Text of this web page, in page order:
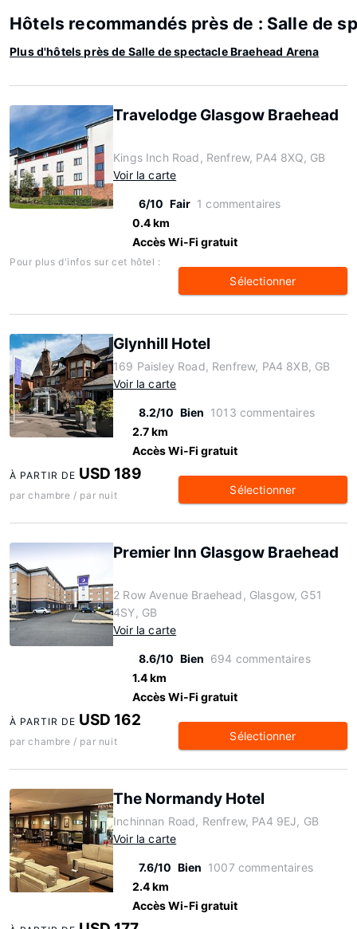
Hôtels recommandés près de : Salle de
Plus d'hôtels près de Salle de spectacle Braehead Arena
Travelodge Glasgow Braehead
Kings Inch Road, Renfrew, PA4 8XQ, GB
Voir la carte
6/10 Fair 1 commentaires
0.4 km
Accès Wi-Fi gratuit
Pour plus d'infos sur cet hôtel :
Sélectionner
Glynhill Hotel
169 Paisley Road, Renfrew, PA4 8XB, GB
Voir la carte
8.2/10 Bien 1013 commentaires
2.7 km
Accès Wi-Fi gratuit
À PARTIR DE USD 189
par chambre / par nuit Sélectionner
Premier Inn Glasgow Braehead
2 Row Avenue Braehead, Glasgow, G51
4SY, GB
Voir la carte
8.6/10 Bien 694 commentaires
1.4 km
Accès Wi-Fi gratuit
À PARTIR DE USD 162
par chambre / par nuit Sélectionner
The Normandy Hotel
Inchinnan Road, Renfrew, PA4 9EJ, GB
Voir la carte
7.6/10 Bien 1007 commentaires
2.4 km
Accès Wi-Fi gratuit